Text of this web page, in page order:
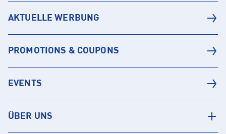
AKTUELLE WERBUNG
PROMOTIONS & COUPONS
EVENTS
ÜBER UNS